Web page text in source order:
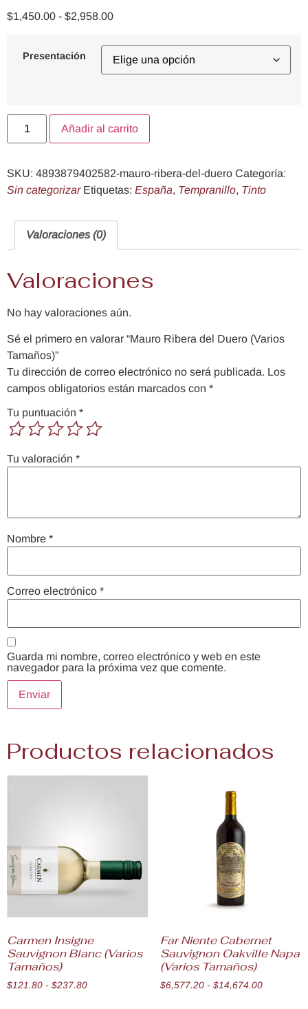
$1,450.00 - $2,958.00
Presentación
Añadir al carrito
SKU: 4893879402582-mauro-ribera-del-duero Categoría:
Sin categorizar Etiquetas: España, Tempranillo, Tinto
Valoraciones (0)
Valoraciones
No hay valoraciones aún.
Sé el primero en valorar “Mauro Ribera del Duero (Varios
Tamaños)”
Tu dirección de correo electrónico no será publicada. Los
campos obligatorios están marcados con *
Tu puntuación *
Tu valoración *
Nombre *
Correo electrónico *
Guarda mi nombre, correo electrónico y web en este
navegador para la próxima vez que comente.
Productos relacionados
Carmen Insigne
Sauvignon Blanc (Varios
Tamaños)
$121.80 - $237.80
Far Niente Cabernet
Sauvignon Oakville Napa
(Varios Tamaños)
$6,577.20 - $14,674.00